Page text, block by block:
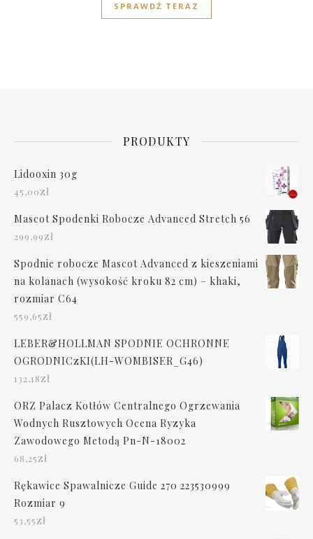
SPRAWDŹ TERAZ
PRODUKTY
Lidooxin 30g
45,00zł
Mascot Spodenki Robocze Advanced Stretch 56
299,99zł
Spodnie robocze Mascot Advanced z kieszeniami
na kolanach (wysokość kroku 82 cm) – khaki,
rozmiar C64
559,65zł
LEBER&HOLLMAN SPODNIE OCHRONNE
OGRODNICzKI(LH-WOMBISER_G46)
132,18zł
ORZ Palacz Kotłów Centralnego Ogrzewania
Wodnych Rusztowych Ocena Ryzyka
Zawodowego Metodą Pn-N-18002
68,25zł
Rękawice Spawalnicze Guide 270 223530999
Rozmiar 9
53,55zł